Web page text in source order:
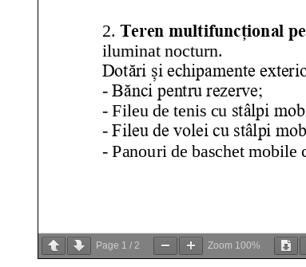
Page 1 / 2 Zoom 100%